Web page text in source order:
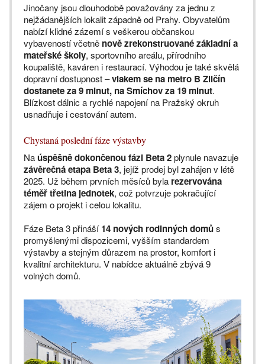
Jinočany jsou dlouhodobě považovány za jednu z
nejžádanějších lokalit západně od Prahy. Obyvatelům
nabízí klidné zázemí s veškerou občanskou
vybaveností včetně nově zrekonstruované základní a
mateřské školy, sportovního areálu, přírodního
koupaliště, kaváren i restaurací. Výhodou je také skvělá
dopravní dostupnost –vlakem se na metro B Zličín
dostanete za 9 minut, na Smíchov za 19 minut.
Blízkost dálnic a rychlé napojení na Pražský okruh
usnadňuje i cestování autem.
Chystaná poslední fáze výstavby
Naúspěšně dokončenou fázi Beta 2plynule navazuje
závěrečná etapa Beta 3, jejíž prodej byl zahájen v létě
2025. Už během prvních měsíců byla rezervována
téměř třetina jednotek, což potvrzuje pokračující
zájem o projekt i celou lokalitu.
Fáze Beta 3 přináší14 nových rodinných domůs
promyšlenými dispozicemi, vyšším standardem
výstavby a stejným důrazem na prostor, komfort i
kvalitní architekturu. V nabídce aktuálně zbývá 9
volných domů.